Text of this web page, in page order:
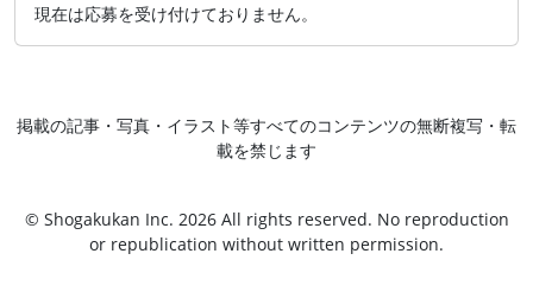
現在は応募を受け付けておりません。
掲載の記事・写真・イラスト等すべてのコンテンツの無断複写・転
載を禁じます
© Shogakukan Inc. 2026 All rights reserved. No reproduction
or republication without written permission.